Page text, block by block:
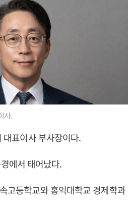
사.
대표이사 부사장이다.
에서 태어났다.
고등학교와 홍익대학교 경제학과